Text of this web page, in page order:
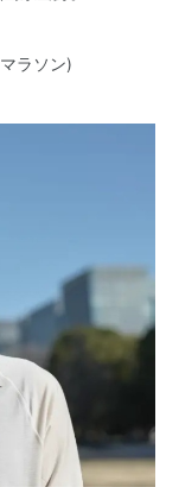
ラソン)